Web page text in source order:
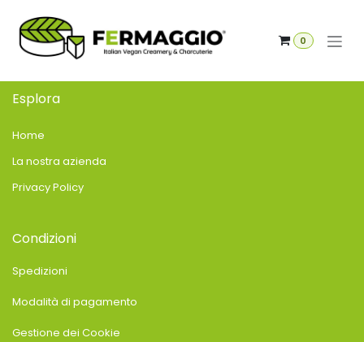
0
Esplora
Home
La nostra azienda
Privacy Policy
Condizioni
Spedizioni
Modalità di pagamento
Gestione dei Cookie